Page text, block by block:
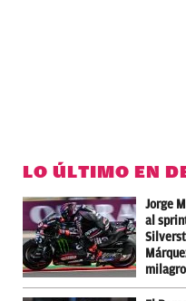
LO ÚLTIMO EN
Jorge
al
milagro